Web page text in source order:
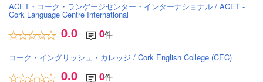
ACET・コーク・ランゲージセンター・インターナショナル / ACET -
Cork Language Centre International
0.0 0件
コーク・イングリッシュ・カレッジ / Cork English College (CEC)
0.0 0件